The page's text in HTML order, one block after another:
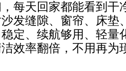
每天回家都能看到干
发缝隙、窗帘、床垫
定、续航够用、轻量
效率翻倍，不用再为